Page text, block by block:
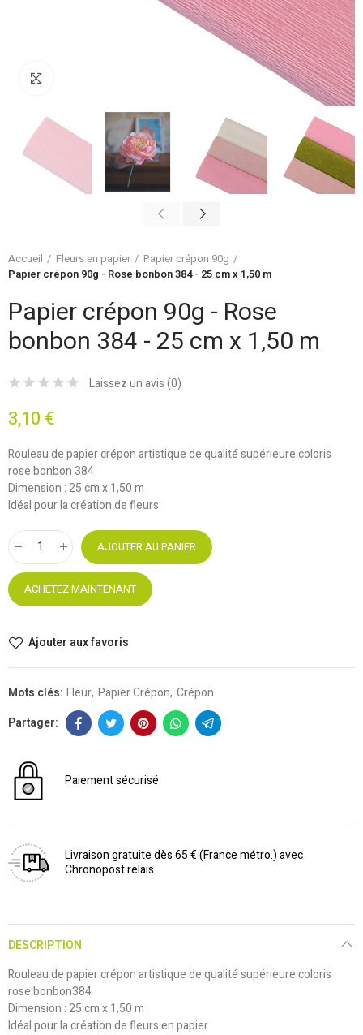
Accueil Fleurs en papier
Papier crépon 90g
Papier crépon 90g - Rose bonbon 384 - 25 cm x 1,50 m
Papier crépon 90g - Rose
bonbon 384 - 25 cm x 1,50 m
Laissez un avis (0)
3,10 €
Rouleau de papier crépon artistique de qualité supérieure coloris
rose bonbon 384
Dimension : 25 cm x 1,50 m
Idéal pour la création de fleurs
AJOUTER AU PANIER
ACHETEZ MAINTENANT
Ajouter aux favoris
Mots clés: Fleur Papier Crépon Crépon
Paiement sécurisé
Livraison gratuite dès 65 € (France métro.) avec
Chronopost relais
DESCRIPTION
Rouleau de papier crépon artistique de qualité supérieure coloris
rose bonbon384
Dimension : 25 cm x 1,50 m
Idéal pour la création de fleurs en papier